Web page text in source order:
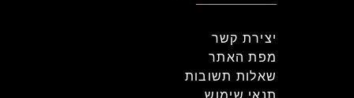
יצירת קשר
מפת האתר
שאלות תשובות
תנאי שימוש